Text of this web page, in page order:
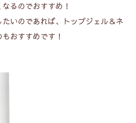
るのでおすすめ！
いのであれば、トップジェル＆ネ
おすすめです！